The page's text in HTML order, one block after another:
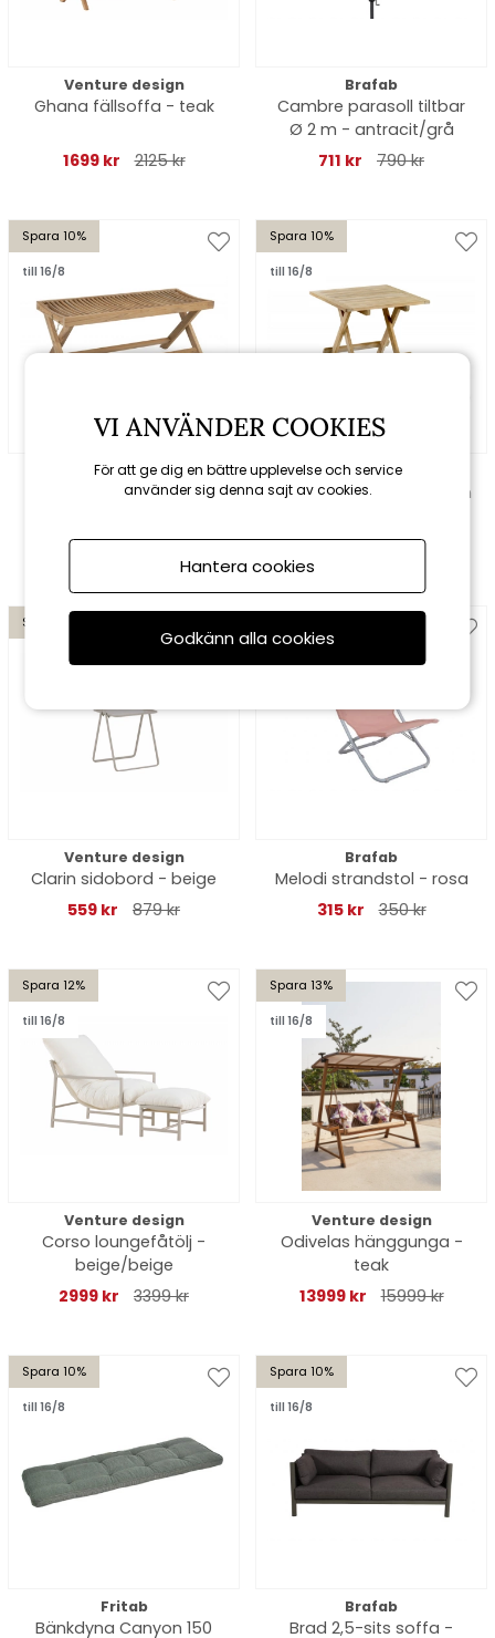
Venture design
Ghana fällsoffa - teak
1699 kr 2125 kr
Brafab
Cambre parasoll tiltbar
Ø 2 m - antracit/grå
711 kr
790 kr
Spara 10%
till 16/8
Brafab
Turin bänk - teak
2025 kr 2250 kr
Spara 10%
till 16/8
Brafab
Opal sidobord 50x50 cm
1035 kr 1150 kr
Spara 36%
Venture design
Clarin sidobord - beige
559 kr
879 kr
Brafab
Melodi strandstol - rosa
315 kr
350 kr
Spara 12%
till 16/8
Venture design
Corso loungefåtölj -
beige/beige
2999 kr
3399 kr
Spara 13%
till 16/8
Venture design
Odivelas hänggunga -
teak
13999 kr
15999 kr
Spara 10%
till 16/8
Fritab
Bänkdyna Canyon 150
Spara 10%
till 16/8
Brafab
Brad 2,5-sits soffa -
VI ANVÄNDER COOKIES
För att ge dig en bättre upplevelse och service
använder sig denna sajt av cookies.
Hantera cookies
Godkänn alla cookies